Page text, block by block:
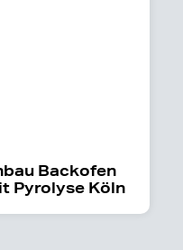
Backofen
Pyrolyse Köln